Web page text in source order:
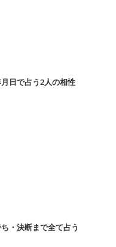
日で占う2人の相性
・決断まで全て占う